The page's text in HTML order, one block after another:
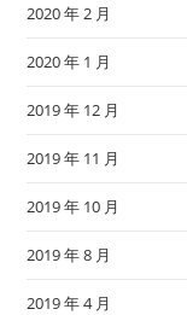
2020 年 2 月
2020 年 1 月
2019 年 12 月
2019 年 11 月
2019 年 10 月
2019 年 8 月
2019 年 4 月